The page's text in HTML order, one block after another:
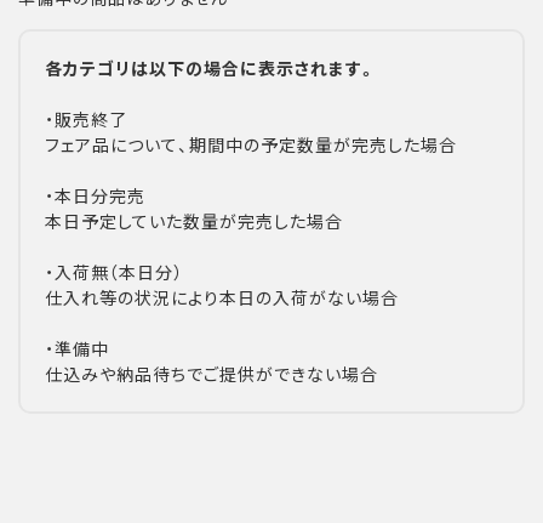
各カテゴリは以下の場合に表示されます。
・販売終了
フェア品について、期間中の予定数量が完売した場合
・本日分完売
本日予定していた数量が完売した場合
・入荷無（本日分）
仕入れ等の状況により本日の入荷がない場合
・準備中
仕込みや納品待ちでご提供ができない場合